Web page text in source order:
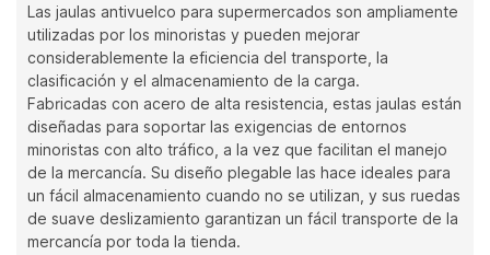
Las jaulas antivuelco para supermercados son ampliamente
utilizadas por los minoristas y pueden mejorar
considerablemente la eficiencia del transporte, la
clasificación y el almacenamiento de la carga.
Fabricadas con acero de alta resistencia, estas jaulas están
diseñadas para soportar las exigencias de entornos
minoristas con alto tráfico, a la vez que facilitan el manejo
de la mercancía. Su diseño plegable las hace ideales para
un fácil almacenamiento cuando no se utilizan, y sus ruedas
de suave deslizamiento garantizan un fácil transporte de la
mercancía por toda la tienda.